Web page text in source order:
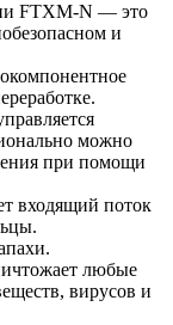
FTXM-N — это
и
можно
при помощи
входящий поток
любые
вирусов и